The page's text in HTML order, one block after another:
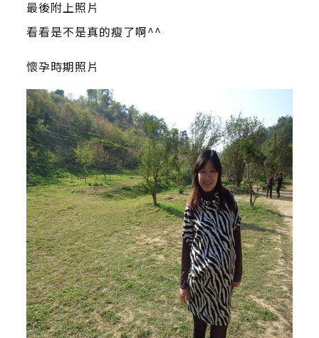
最後附上照片
看看是不是真的瘦了啊^^
懷孕時期照片